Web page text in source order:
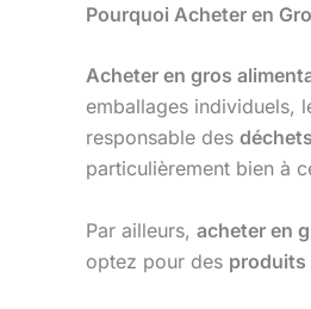
Pourquoi Acheter en
Acheter en gros
emballages individuels,
responsable des déchets
particulièrement bien à
Par ailleurs, acheter en
optez pour des produits